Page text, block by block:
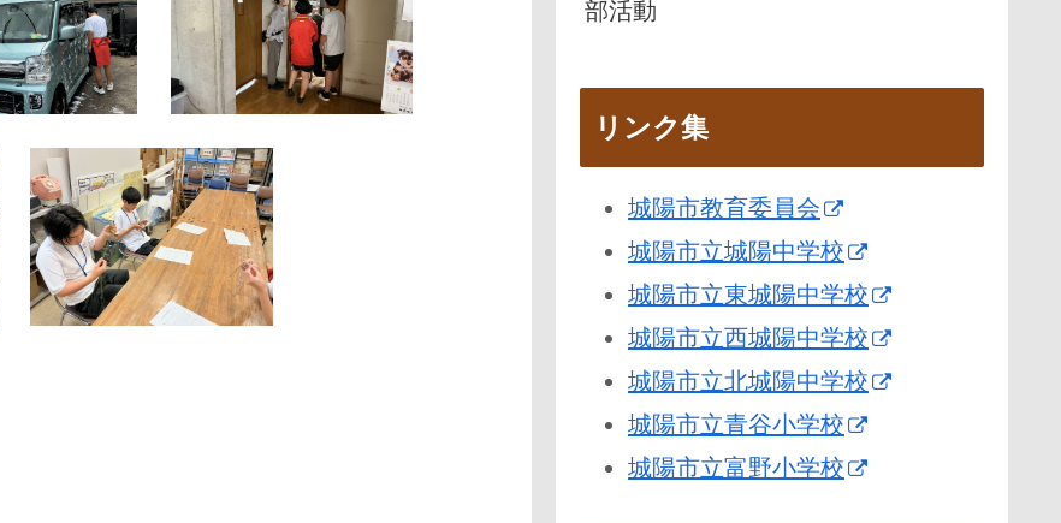
部活動
リンク集
城陽市教育委員会
城陽市立城陽中学校
城陽市立東城陽中学校
城陽市立西城陽中学校
城陽市立北城陽中学校
城陽市立青谷小学校
城陽市立富野小学校